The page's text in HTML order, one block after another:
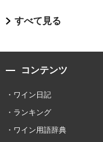
すべて見る
コンテンツ
ワイン日記
ランキング
ワイン用語辞典